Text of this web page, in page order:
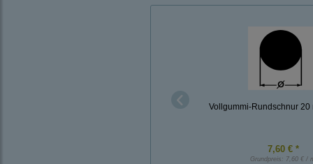
Vollgummi-Rundschnur 20
7,60 € *
Grundpreis: 7,60 € /